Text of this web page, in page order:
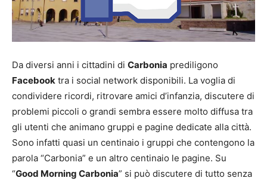
Da diversi anni i cittadini di Carbonia prediligono
Facebook tra i social network disponibili. La voglia di
condividere ricordi, ritrovare amici d’infanzia, discutere di
problemi piccoli o grandi sembra essere molto diffusa tra
gli utenti che animano gruppi e pagine dedicate alla città.
Sono infatti quasi un centinaio i gruppi che contengono la
parola “Carbonia” e un altro centinaio le pagine. Su
“Good Morning Carbonia” si può discutere di tutto senza